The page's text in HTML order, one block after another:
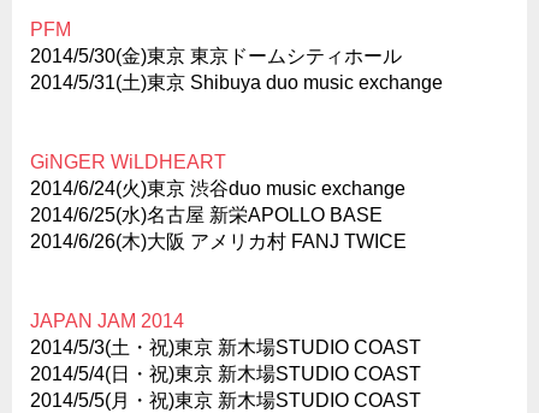
PFM
2014/5/30(金)東京 東京ドームシティホール
2014/5/31(土)東京 Shibuya duo music exchange
GiNGER WiLDHEART
2014/6/24(火)東京 渋谷duo music exchange
2014/6/25(水)名古屋 新栄APOLLO BASE
2014/6/26(木)大阪 アメリカ村 FANJ TWICE
JAPAN JAM 2014
2014/5/3(土・祝)東京 新木場STUDIO COAST
2014/5/4(日・祝)東京 新木場STUDIO COAST
2014/5/5(月・祝)東京 新木場STUDIO COAST